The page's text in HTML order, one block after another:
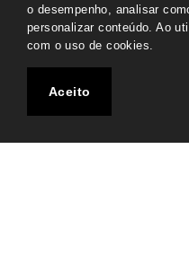
o desempenho, analisar
personalizar conteúdo. Ao
com o uso de cookies.
Aceito